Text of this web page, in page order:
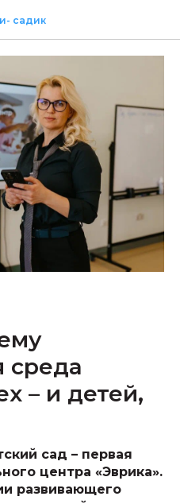
садик
среда
– и детей,
сад – первая
центра «Эврика».
развивающего